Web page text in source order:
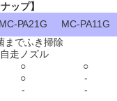
ップ】
MC-PA21G
MC-PA11G
までふき掃除
走ノズル
○
○
○
-
-
-